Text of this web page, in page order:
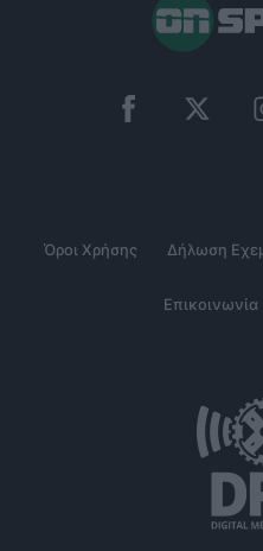
Όροι Χρήσης Δήλωση
Επικοινωνία